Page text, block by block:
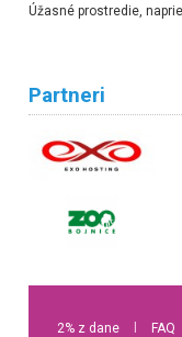
Partneri
2% z dane FAQ